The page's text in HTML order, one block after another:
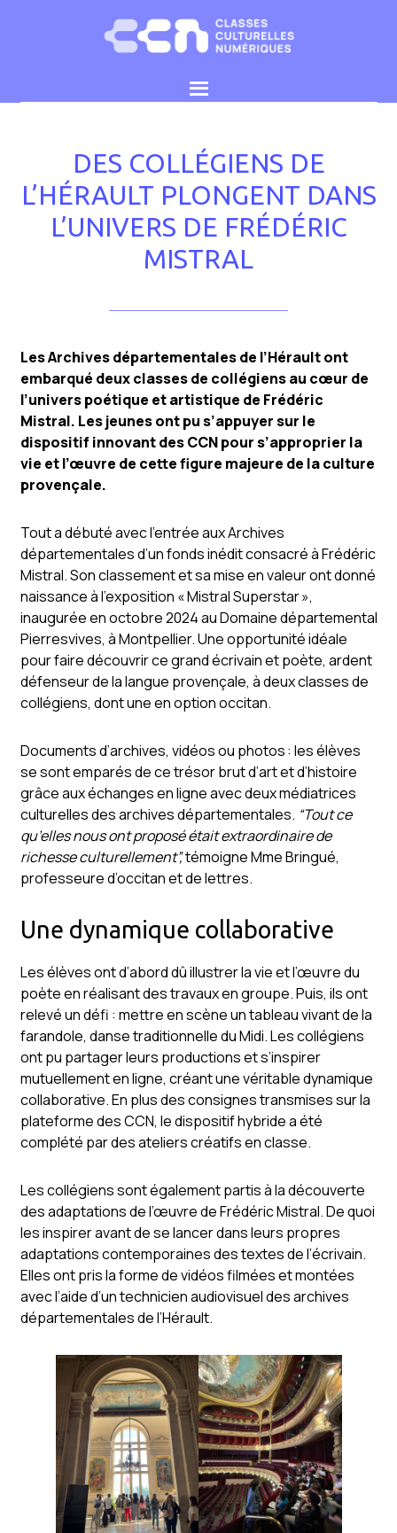
DES COLLÉGIENS DE
L’HÉRAULT PLONGENT DANS
L’UNIVERS DE FRÉDÉRIC
MISTRAL
Les Archives départementales de l’Hérault ont
embarqué deux classes de collégiens au cœur de
l’univers poétique et artistique de Frédéric
Mistral. Les jeunes ont pu s’appuyer sur le
dispositif innovant des CCN pour s’approprier la
vie et l’œuvre de cette figure majeure de la culture
provençale.
Tout a débuté avec l’entrée aux Archives
départementales d’un fonds inédit consacré à Frédéric
Mistral. Son classement et sa mise en valeur ont donné
naissance à l’exposition « Mistral Superstar »,
inaugurée en octobre 2024 au Domaine départemental
Pierresvives, à Montpellier. Une opportunité idéale
pour faire découvrir ce grand écrivain et poète, ardent
défenseur de la langue provençale, à deux classes de
collégiens, dont une en option occitan.
Documents d’archives, vidéos ou photos : les élèves
se sont emparés de ce trésor brut d’art et d’histoire
grâce aux échanges en ligne avec deux médiatrices
culturelles des archives départementales. “Tout ce
qu’elles nous ont proposé était extraordinaire de
richesse culturellement”,témoigne Mme Bringué,
professeure d’occitan et de lettres.
Une dynamique collaborative
Les élèves ont d’abord dû illustrer la vie et l’œuvre du
poète en réalisant des travaux en groupe. Puis, ils ont
relevé un défi : mettre en scène un tableau vivant de la
farandole, danse traditionnelle du Midi. Les collégiens
ont pu partager leurs productions et s’inspirer
mutuellement en ligne, créant une véritable dynamique
collaborative. En plus des consignes transmises sur la
plateforme des CCN, le dispositif hybride a été
complété par des ateliers créatifs en classe.
Les collégiens sont également partis à la découverte
des adaptations de l’œuvre de Frédéric Mistral. De quoi
les inspirer avant de se lancer dans leurs propres
adaptations contemporaines des textes de l’écrivain.
Elles ont pris la forme de vidéos filmées et montées
avec l’aide d’un technicien audiovisuel des archives
départementales de l’Hérault.